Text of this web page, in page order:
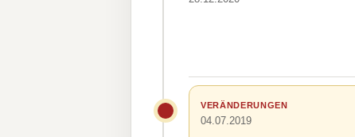
VERÄNDERUNGEN
04.07.2019